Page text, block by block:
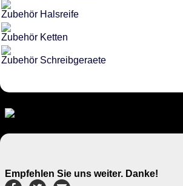
Zubehör Halsreife
Zubehör Ketten
Zubehör Schreibgeraete
Empfehlen Sie uns weiter. Danke!